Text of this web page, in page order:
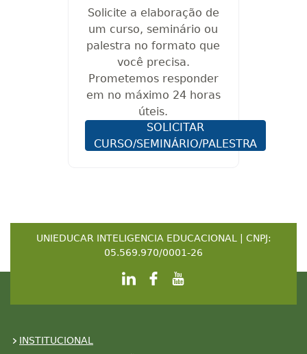
Solicite a elaboração de
um curso, seminário ou
palestra no formato que
você precisa.
Prometemos responder
em no máximo 24 horas
úteis.
SOLICITAR
CURSO/SEMINÁRIO/PALESTRA
UNIEDUCAR INTELIGENCIA EDUCACIONAL | CNPJ:
05.569.970/0001-26
INSTITUCIONAL